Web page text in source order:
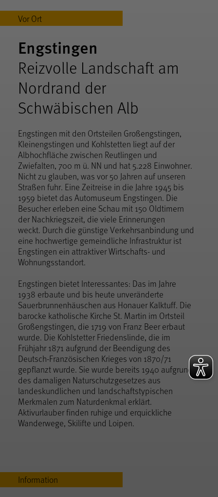
Vor Ort
Engstingen
Reizvolle Landschaft am
Nordrand der
Schwäbischen Alb
Engstingen mit den Ortsteilen Großengstingen,
Kleinengstingen und Kohlstetten liegt auf der
Albhochfläche zwischen Reutlingen und
Zwiefalten, 700 m ü. NN und hat 5.228 Einwohner.
Nicht zu glauben, was vor 50 Jahren auf unseren
Straßen fuhr. Eine Zeitreise in die Jahre 1945 bis
1959 bietet das Automuseum Engstingen. Die
Besucher erleben eine Schau mit 150 Oldtimern
der Nachkriegszeit, die viele Erinnerungen
weckt. Durch die günstige Verkehrsanbindung und
eine hochwertige gemeindliche Infrastruktur ist
Engstingen ein attraktiver Wirtschafts- und
Wohnungsstandort.
Engstingen bietet Interessantes: Das im Jahre
1938 erbaute und bis heute unveränderte
Sauerbrunnenhäuschen aus Honauer Kalktuff. Die
barocke katholische Kirche St. Martin im Ortsteil
Großengstingen, die 1719 von Franz Beer erbaut
wurde. Die Kohlstetter Friedenslinde, die im
Frühjahr 1871 aufgrund der Beendigung des
Deutsch-Französischen Krieges von 1870/71
gepflanzt wurde. Sie wurde bereits 1940 aufgrund
des damaligen Naturschutzgesetzes aus
landeskundlichen und landschaftstypischen
Merkmalen zum Naturdenkmal erklärt.
Aktivurlauber finden ruhige und erquickliche
Wanderwege, Skilifte und Loipen.
Information